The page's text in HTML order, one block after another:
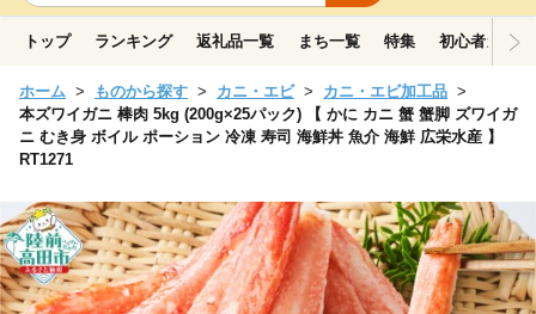
トップ ランキング 返礼品一覧 まち一覧 特集 初心者ガイド
ホーム ものから探す カニ・エビ
カニ・エビ加工品
本ズワイガニ 棒肉 5kg (200g×25パック) 【 かに カニ 蟹 蟹脚 ズワイガ
ニ むき身 ボイル ポーション 冷凍 寿司 海鮮丼 魚介 海鮮 広栄水産 】
RT1271